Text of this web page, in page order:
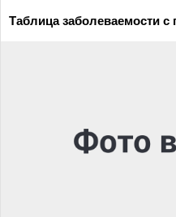
Таблица заболеваемости